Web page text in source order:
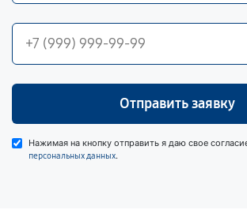
Отправить заявку
Нажимая на кнопку отправить я даю свое
персональных данных.